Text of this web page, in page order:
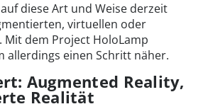
diese Art und Weise derzeit
virtuellen oder
Mit dem Project HoloLamp
allerdings einen Schritt näher.
Augmented Reality,
Realität